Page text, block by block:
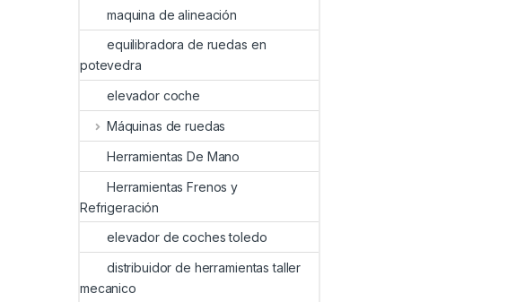
maquina de alineación
equilibradora de ruedas en
potevedra
elevador coche
Máquinas de ruedas
Herramientas De Mano
Herramientas Frenos y
Refrigeración
elevador de coches toledo
distribuidor de herramientas taller
mecanico